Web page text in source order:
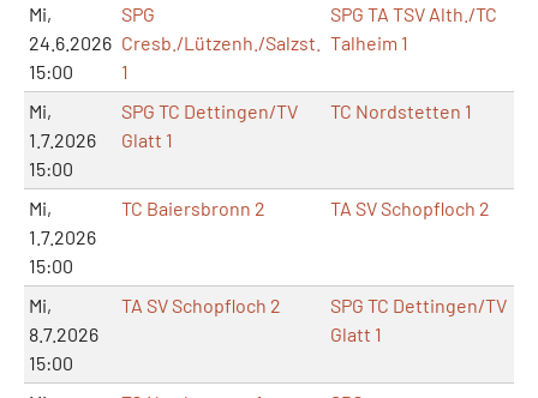
Mi,
24.6.2026
15:00
SPG
Cresb./Lützenh./Salzst.
1
SPG TA TSV Alth./TC
Talheim 1
Mi,
1.7.2026
15:00
SPG TC Dettingen/TV
Glatt 1
TC Nordstetten 1
Mi,
1.7.2026
15:00
TC Baiersbronn 2 TA SV Schopfloch 2
Mi,
8.7.2026
15:00
TA SV Schopfloch 2
SPG TC Dettingen/TV
Glatt 1